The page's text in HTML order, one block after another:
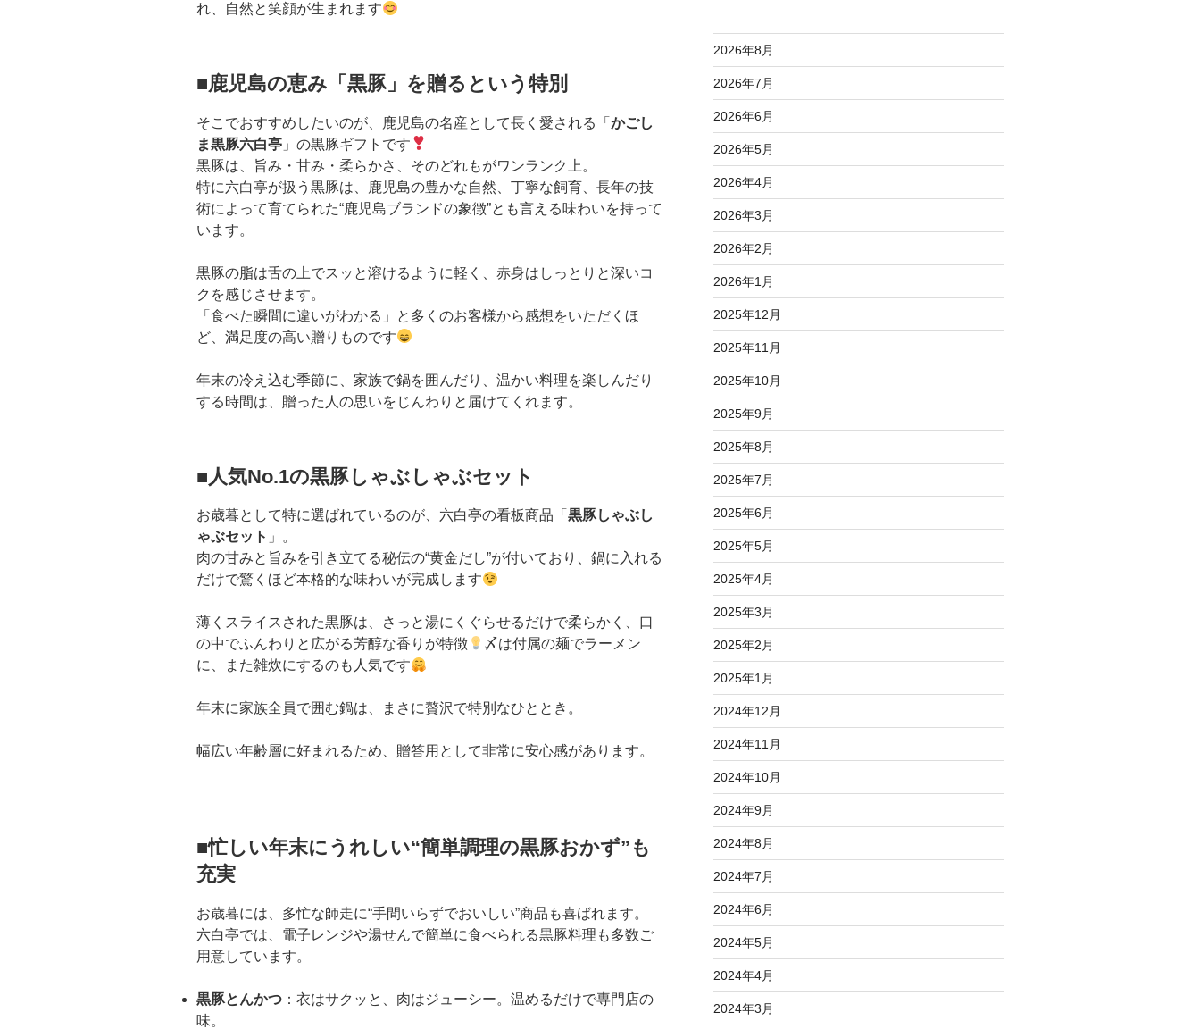
れ、自然と笑顔が生まれます
■鹿児島の恵み「黒豚」を贈るという特別
そこでおすすめしたいのが、鹿児島の名産として長く愛される「 かごし
ま黒豚六白亭 」の黒豚ギフトです
黒豚は、旨み・甘み・柔らかさ、そのどれもがワンランク上。
特に六白亭が扱う黒豚は、鹿児島の豊かな自然、丁寧な飼育、長年の技
術によって育てられた“鹿児島ブランドの象徴”とも言える味わいを持って
います。
黒豚の脂は舌の上でスッと溶けるように軽く、赤身はしっとりと深いコ
クを感じさせます。
「食べた瞬間に違いがわかる」と多くのお客様から感想をいただくほ
ど、満足度の高い贈りものです
年末の冷え込む季節に、家族で鍋を囲んだり、温かい料理を楽しんだり
する時間は、贈った人の思いをじんわりと届けてくれます。
■人気No.1の黒豚しゃぶしゃぶセット
お歳暮として特に選ばれているのが、六白亭の看板商品「 黒豚しゃぶし
ゃぶセット 」。
肉の甘みと旨みを引き立てる秘伝の“黄金だし”が付いており、鍋に入れる
だけで驚くほど本格的な味わいが完成します
薄くスライスされた黒豚は、さっと湯にくぐらせるだけで柔らかく、口
の中でふんわりと広がる芳醇な香りが特徴
〆は付属の麺でラーメン
に、また雑炊にするのも人気です
年末に家族全員で囲む鍋は、まさに贅沢で特別なひととき。
幅広い年齢層に好まれるため、贈答用として非常に安心感があります。
■忙しい年末にうれしい“簡単調理の黒豚おかず”も
充実
お歳暮には、多忙な師走に“手間いらずでおいしい”商品も喜ばれます。
六白亭では、電子レンジや湯せんで簡単に食べられる黒豚料理も多数ご
用意しています。
黒豚とんかつ ：衣はサクッと、肉はジューシー。温めるだけで専門店の
味。
2026年8月
2026年7月
2026年6月
2026年5月
2026年4月
2026年3月
2026年2月
2026年1月
2025年12月
2025年11月
2025年10月
2025年9月
2025年8月
2025年7月
2025年6月
2025年5月
2025年4月
2025年3月
2025年2月
2025年1月
2024年12月
2024年11月
2024年10月
2024年9月
2024年8月
2024年7月
2024年6月
2024年5月
2024年4月
2024年3月